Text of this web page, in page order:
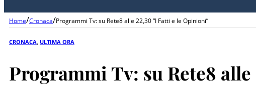
Home/Cronaca/Programmi Tv: su Rete8 alle 22,30 “I Fatti e le Opinioni”
CRONACA ULTIMA ORA
Programmi Tv: su Rete8